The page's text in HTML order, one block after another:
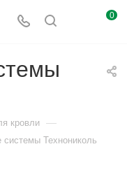
0
кровли —
системы Технониколь